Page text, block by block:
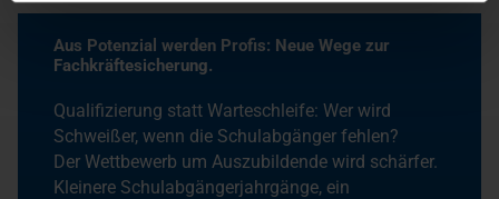
Aus Potenzial werden Profis: Neue Wege zur
Fachkräftesicherung.
Qualifizierung statt Warteschleife: Wer wird
Schweißer, wenn die Schulabgänger fehlen?
Der Wettbewerb um Auszubildende wird schärfer.
Kleinere Schulabgängerjahrgänge, ein